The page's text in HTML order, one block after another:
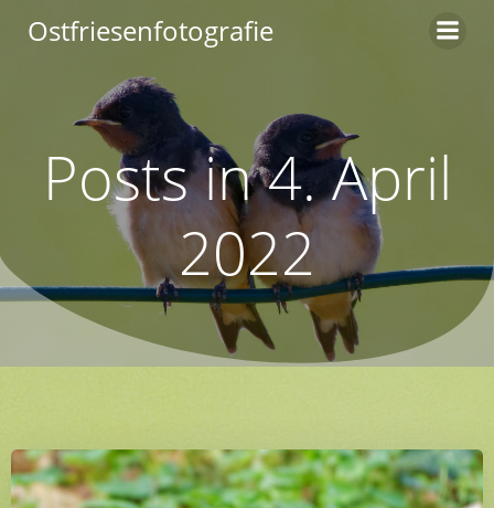
Inhalt
Ostfriesenfotografie
Posts in 4. April
2022